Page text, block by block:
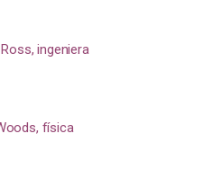
ingeniera
física